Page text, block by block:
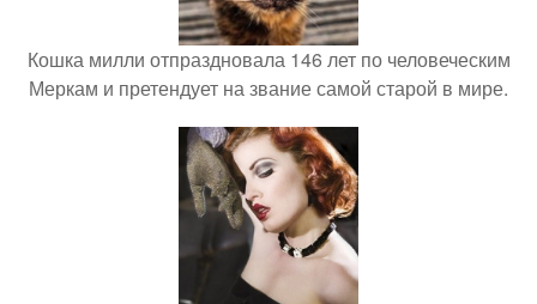
Кошка милли отпраздновала 146 лет по человеческим
Меркам и претендует на звание самой старой в мире.